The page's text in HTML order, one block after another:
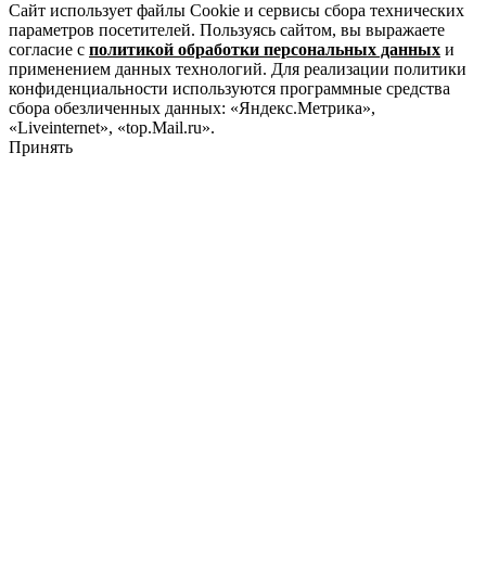
Сайт использует файлы Cookie и сервисы сбора технических
параметров посетителей. Пользуясь сайтом, вы выражаете
согласие с политикой обработки персональных данных и
применением данных технологий. Для реализации политики
конфиденциальности используются программные средства
сбора обезличенных данных: «Яндекс.Метрика»,
«Liveinternet», «top.Mail.ru».
Принять